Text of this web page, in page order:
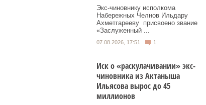
Экс‑чиновнику исполкома
Набережных Челнов Ильдару
Ахметгарееву присвоено звание
«Заслуженный ...
07.08.2026, 17:51 1
Иск о «раскулачивании» экс-
чиновника из Актаныша
Ильясова вырос до 45
миллионов